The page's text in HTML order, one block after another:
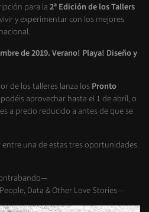
para la2ª Edición de los Tallers
y experimentar con los mejores
de 2019. Verano! Playa! Diseño y
de los talleres lanza losPronto
aprovechar hasta el 1 de abril, o
a precio reducido a antes de que se
una de estas tres oportunidades.
Data & Other Love Stories—